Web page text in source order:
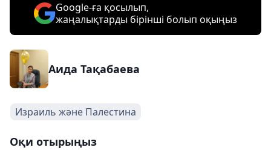
Google-ға қосылып,
жаңалықтарды бірінші болып оқыңыз
Аида Тақабаева
Израиль және Палестина
Оқи отырыңыз